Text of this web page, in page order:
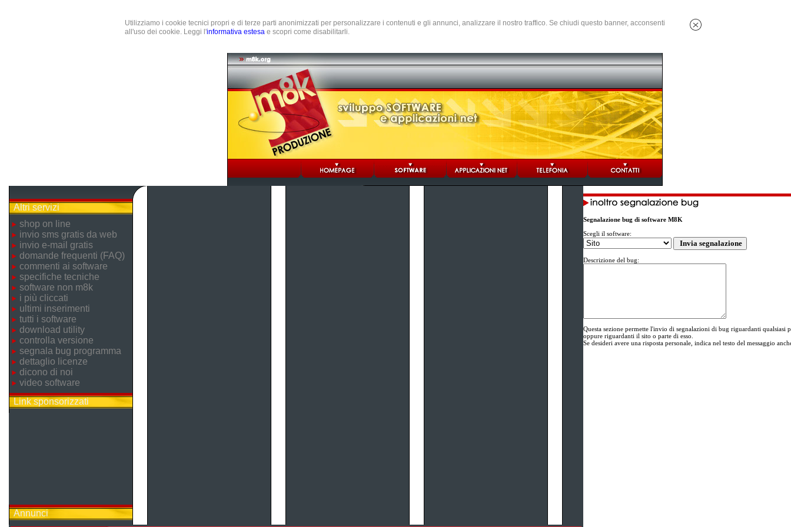
Utilizziamo i cookie tecnici propri e di terze parti anonimizzati per personalizzare i contenuti e gli annunci, analizzare il nostro traffico. Se chiudi questo banner, acconsenti
all'uso dei cookie. Leggi l'informativa estesa e scopri come disabilitarli.
Altri servizi
shop on line
invio sms gratis da web
invio e-mail gratis
domande frequenti (FAQ)
commenti ai software
specifiche tecniche
software non m8k
i più cliccati
ultimi inserimenti
tutti i software
download utility
controlla versione
segnala bug programma
dettaglio licenze
dicono di noi
video software
Link sponsorizzati
Annunci
Segnalazione bug di software M8K
Scegli il software:
Descrizione del bug:
Questa sezione permette l'invio di segnalazioni di bug riguardanti qualsiasi
oppure riguardanti il sito o parte di esso.
Se desideri avere una risposta personale, indica nel testo del messaggio